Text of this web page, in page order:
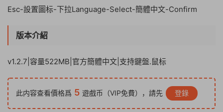
Esc-設置圖标-下拉Language-Select-簡體中文-Confirm
版本介紹
v1.2.7|容量522MB|官方簡體中文|支持鍵盤.鼠标
此内容查看價格爲 5 遊戲币（VIP免費），請先 登錄